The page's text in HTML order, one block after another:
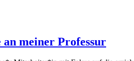
meiner Professur